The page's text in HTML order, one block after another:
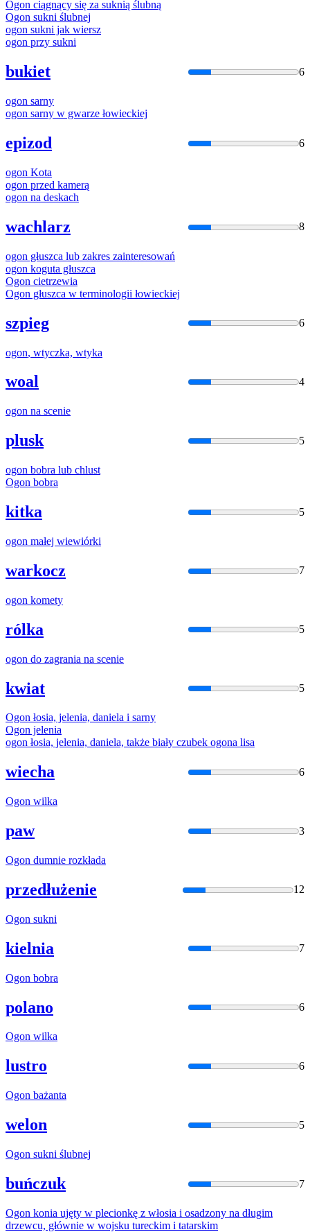
Ogon ciągnący się za suknią ślubną
Ogon sukni ślubnej
ogon sukni jak wiersz
ogon przy sukni
bukiet 6
ogon sarny
ogon sarny w gwarze łowieckiej
epizod 6
ogon Kota
ogon przed kamerą
ogon na deskach
wachlarz 8
ogon głuszca lub zakres zainteresowań
ogon koguta głuszca
Ogon cietrzewia
Ogon głuszca w terminologii łowieckiej
szpieg 6
ogon, wtyczka, wtyka
woal 4
ogon na scenie
plusk 5
ogon bobra lub chlust
Ogon bobra
kitka 5
ogon małej wiewiórki
warkocz 7
ogon komety
rólka 5
ogon do zagrania na scenie
kwiat 5
Ogon łosia, jelenia, daniela i sarny
Ogon jelenia
ogon łosia, jelenia, daniela, także biały czubek ogona lisa
wiecha 6
Ogon wilka
paw 3
Ogon dumnie rozkłada
przedłużenie 12
Ogon sukni
kielnia 7
Ogon bobra
polano 6
Ogon wilka
lustro 6
Ogon bażanta
welon 5
Ogon sukni ślubnej
buńczuk 7
Ogon konia ujęty w plecionkę z włosia i osadzony na długim
drzewcu, głównie w wojsku tureckim i tatarskim